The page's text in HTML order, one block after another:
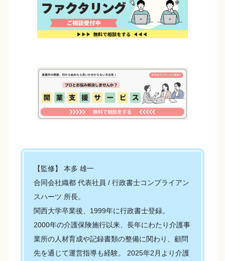
【監修】 本多 雄一
合同会社織都 代表社員 / 行政書士コンプライアン
スハーツ 所長。
関西大学卒業後、1999年に行政書士登録。
2000年の介護保険施行以来、長年にわたり介護事
業所の人材育成や記録書類の整備に関わり、顧問
先を通じて運営指導も経験。 2025年2月より介護